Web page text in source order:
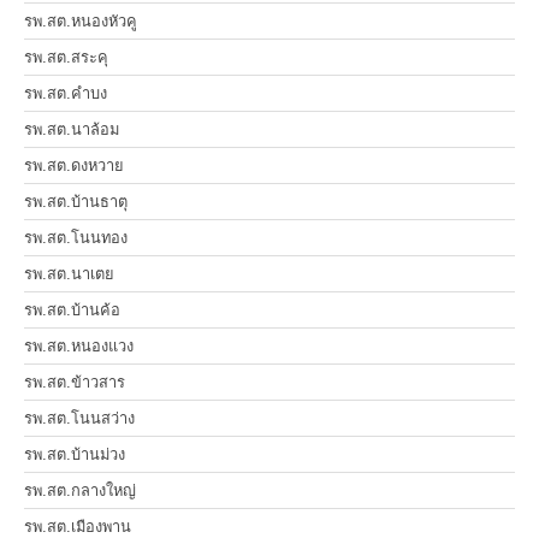
รพ.สต.หนองหัวคู
รพ.สต.สระคุ
รพ.สต.คำบง
รพ.สต.นาล้อม
รพ.สต.ดงหวาย
รพ.สต.บ้านธาตุ
รพ.สต.โนนทอง
รพ.สต.นาเตย
รพ.สต.บ้านค้อ
รพ.สต.หนองแวง
รพ.สต.ข้าวสาร
รพ.สต.โนนสว่าง
รพ.สต.บ้านม่วง
รพ.สต.กลางใหญ่
รพ.สต.เมืองพาน